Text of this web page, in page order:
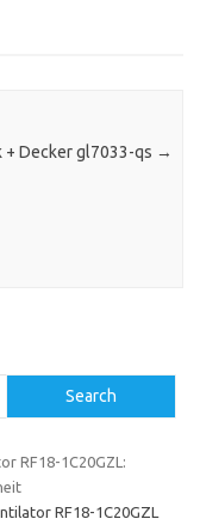
+ Decker gl7033-qs →
Search
RF18-1C20GZL:
RF18-1C20GZL